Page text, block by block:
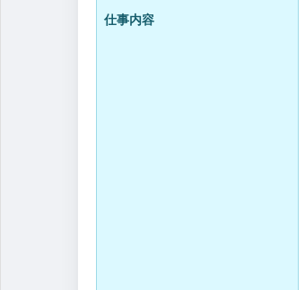
仕事内容